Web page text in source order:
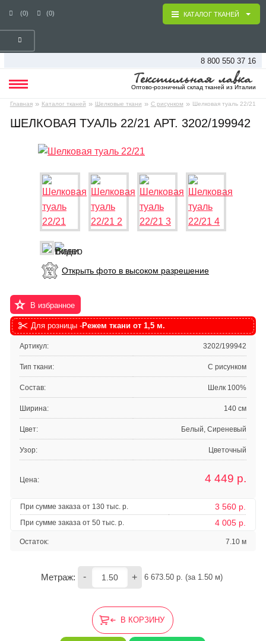
(0) (0)
8 800 550 37 16
Оптово-розничный склад тканей из Италии
Главная » Каталог тканей » Шелковые ткани » С рисунком » Шелковая туаль 22/21
КАТАЛОГ ТКАНЕЙ
ШЕЛКОВАЯ ТУАЛЬ 22/21 АРТ. 3202/199942
Открыть фото в высоком разрешение
В избранное
Для розницы -Режем ткани от 1,5 м.
Артикул: 3202/199942
Тип ткани: С рисунком
Состав: Шелк 100%
Ширина: 140 см
Цвет: Белый, Сиреневый
Узор: Цветочный
Цена: 4 449 р.
При сумме заказа от 130 тыс. р. 3 560 р.
При сумме заказа от 50 тыс. р. 4 005 р.
Остаток: 7.10 м
Метраж: - + 6 673.50 р. (за 1.50 м)
В КОРЗИНУ